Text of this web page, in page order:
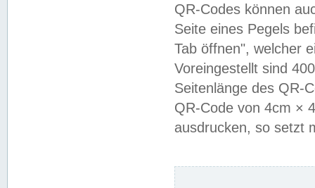
QR-Codes können
Seite eines Pegels
Tab öffnen", welcher
Voreingestellt sind
Seitenlänge des QR-
QR-Code von 4cm ×
ausdrucken, so setzt